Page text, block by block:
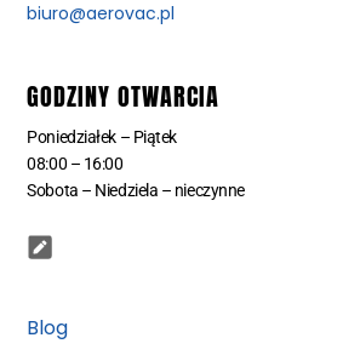
biuro@aerovac.pl
GODZINY OTWARCIA
Poniedziałek – Piątek
08:00 – 16:00
Sobota – Niedziela – nieczynne
Blog